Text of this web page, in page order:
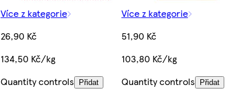
Více z kategorie
26,90 Kč
134,50 Kč/kg
Quantity controls
Přidat
Více z kategorie
51,90 Kč
103,80 Kč/kg
Quantity controls
Přidat